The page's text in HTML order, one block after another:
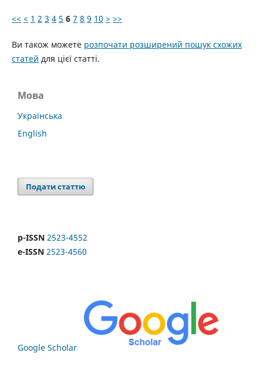
<< < 1 2 3 4 5 6 7 8 9 10 > >>
Ви також можете розпочати розширений пошук схожих
статей для цієї статті.
Мова
Українська
English
Подати статтю
p-ISSN 2523-4552
e-ISSN 2523-4560
Google Scholar